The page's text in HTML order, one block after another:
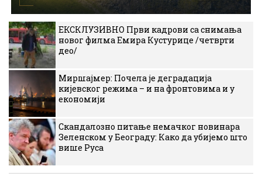
ЕКСКЛУЗИВНО Први кадрови са снимања
новог филма Емира Кустурице /четврти
део/
Миршајмер: Почела је деградација
кијевског режима – и на фронтовима и у
економији
Скандалозно питање немачког новинара
Зеленском у Београду: Како да убијемо што
више Руса